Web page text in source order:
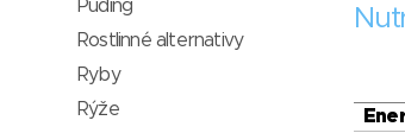
Puding
Rostlinné alternativy
Ryby
Rýže